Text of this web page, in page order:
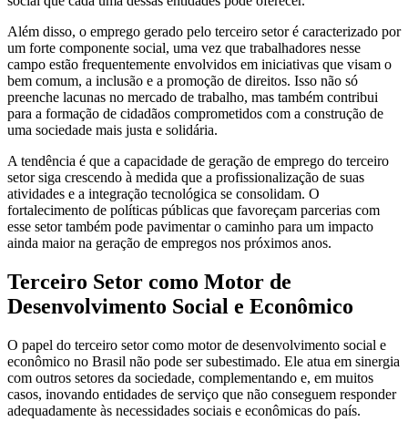
Além disso, o emprego gerado pelo terceiro setor é caracterizado por
um forte componente social, uma vez que trabalhadores nesse
campo estão frequentemente envolvidos em iniciativas que visam o
bem comum, a inclusão e a promoção de direitos. Isso não só
preenche lacunas no mercado de trabalho, mas também contribui
para a formação de cidadãos comprometidos com a construção de
uma sociedade mais justa e solidária.
A tendência é que a capacidade de geração de emprego do terceiro
setor siga crescendo à medida que a profissionalização de suas
atividades e a integração tecnológica se consolidam. O
fortalecimento de políticas públicas que favoreçam parcerias com
esse setor também pode pavimentar o caminho para um impacto
ainda maior na geração de empregos nos próximos anos.
Terceiro Setor como Motor de
Desenvolvimento Social e Econômico
O papel do terceiro setor como motor de desenvolvimento social e
econômico no Brasil não pode ser subestimado. Ele atua em sinergia
com outros setores da sociedade, complementando e, em muitos
casos, inovando entidades de serviço que não conseguem responder
adequadamente às necessidades sociais e econômicas do país.